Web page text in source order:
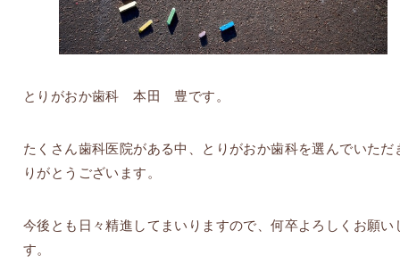
とりがおか歯科 本田 豊です。
たくさん歯科医院がある中、とりがおか歯科を選んでいただ
りがとうございます。
今後とも日々精進してまいりますので、何卒よろしくお願い
す。